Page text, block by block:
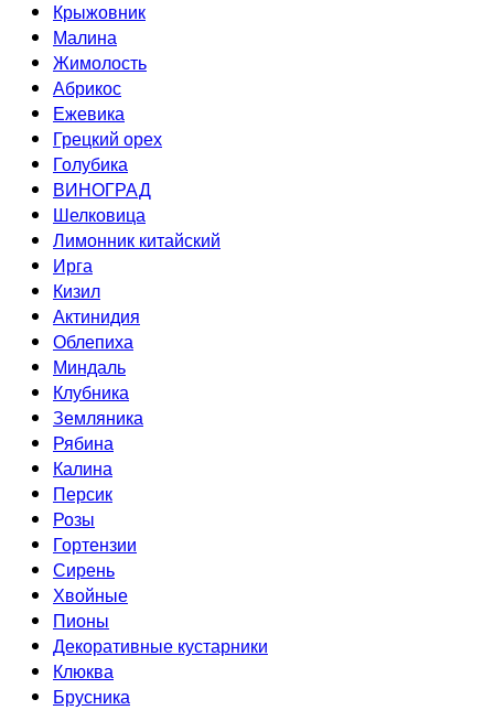
Крыжовник
Малина
Жимолость
Абрикос
Ежевика
Грецкий орех
Голубика
ВИНОГРАД
Шелковица
Лимонник китайский
Ирга
Кизил
Актинидия
Облепиха
Миндаль
Клубника
Земляника
Рябина
Калина
Персик
Розы
Гортензии
Сирень
Хвойные
Пионы
Декоративные кустарники
Клюква
Брусника